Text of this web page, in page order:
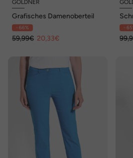
GOLDNER
Grafisches Damenoberteil
- 66%
59,99€ 20,33€
-